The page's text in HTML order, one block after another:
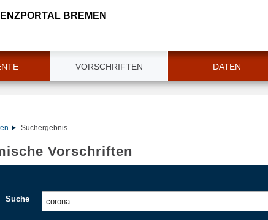
BREMEN
VORSCHRIFTEN DATEN
Suchergebnis
Vorschriften
Suche